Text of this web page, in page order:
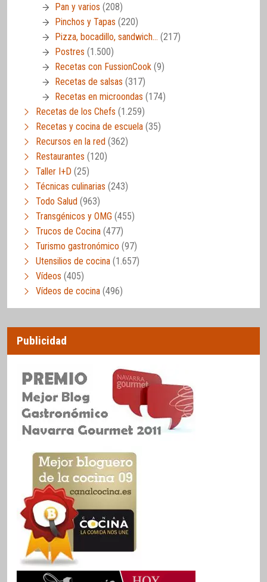
Pan y varios (208)
Pinchos y Tapas (220)
Pizza, bocadillo, sandwich… (217)
Postres (1.500)
Recetas con FussionCook (9)
Recetas de salsas (317)
Recetas en microondas (174)
Recetas de los Chefs (1.259)
Recetas y cocina de escuela (35)
Recursos en la red (362)
Restaurantes (120)
Taller I+D (25)
Técnicas culinarias (243)
Todo Salud (963)
Transgénicos y OMG (455)
Trucos de Cocina (477)
Turismo gastronómico (97)
Utensilios de cocina (1.657)
Vídeos (405)
Vídeos de cocina (496)
Publicidad